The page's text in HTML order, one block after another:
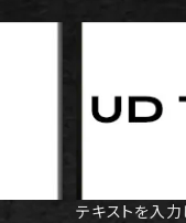
テキストを入力